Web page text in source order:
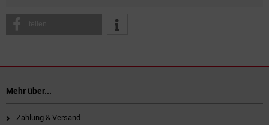
teilen
Mehr über...
Zahlung & Versand